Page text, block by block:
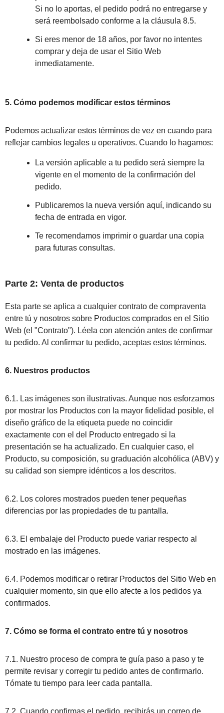
Si no lo aportas, el pedido podrá no entregarse y
será reembolsado conforme a la cláusula 8.5.
Si eres menor de 18 años, por favor no intentes
comprar y deja de usar el Sitio Web
inmediatamente.
5. Cómo podemos modificar estos términos
Podemos actualizar estos términos de vez en cuando para
reflejar cambios legales u operativos. Cuando lo hagamos:
La versión aplicable a tu pedido será siempre la
vigente en el momento de la confirmación del
pedido.
Publicaremos la nueva versión aquí, indicando su
fecha de entrada en vigor.
Te recomendamos imprimir o guardar una copia
para futuras consultas.
Parte 2: Venta de productos
Esta parte se aplica a cualquier contrato de compraventa
entre tú y nosotros sobre Productos comprados en el Sitio
Web (el "Contrato"). Léela con atención antes de confirmar
tu pedido. Al confirmar tu pedido, aceptas estos términos.
6. Nuestros productos
6.1. Las imágenes son ilustrativas. Aunque nos esforzamos
por mostrar los Productos con la mayor fidelidad posible, el
diseño gráfico de la etiqueta puede no coincidir
exactamente con el del Producto entregado si la
presentación se ha actualizado. En cualquier caso, el
Producto, su composición, su graduación alcohólica (ABV) y
su calidad son siempre idénticos a los descritos.
6.2. Los colores mostrados pueden tener pequeñas
diferencias por las propiedades de tu pantalla.
6.3. El embalaje del Producto puede variar respecto al
mostrado en las imágenes.
6.4. Podemos modificar o retirar Productos del Sitio Web en
cualquier momento, sin que ello afecte a los pedidos ya
confirmados.
7. Cómo se forma el contrato entre tú y nosotros
7.1. Nuestro proceso de compra te guía paso a paso y te
permite revisar y corregir tu pedido antes de confirmarlo.
Tómate tu tiempo para leer cada pantalla.
7.2. Cuando confirmas el pedido, recibirás un correo de